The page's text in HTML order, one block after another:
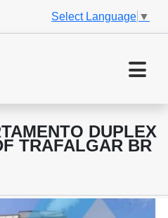
Select Language ▼
DUPLEX
TRAFALGAR BR